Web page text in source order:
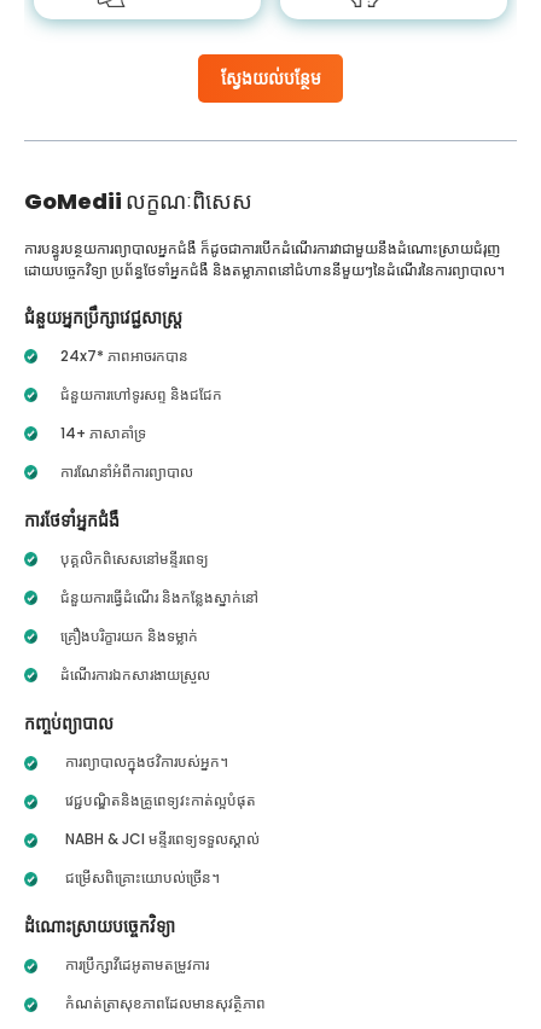
ស្វែងយល់បន្ថែម
GoMedii លក្ខណៈពិសេស
ការបន្ធូរបន្ថយការព្យាបាលអ្នកជំងឺ ក៏ដូចជាការបើកដំណើរការវាជាមួយនឹងដំណោះស្រាយជំរុញ
ដោយបច្ចេកវិទ្យា ប្រព័ន្ធថែទាំអ្នកជំងឺ និងតម្លាភាពនៅជំហាននីមួយៗនៃដំណើរនៃការព្យាបាល។
ជំនួយអ្នកប្រឹក្សាវេជ្ជសាស្ត្រ
24x7* ភាពអាចរកបាន
ជំនួយការហៅទូរសព្ទ និងជជែក
14+ ភាសាគាំទ្រ
ការណែនាំអំពីការព្យាបាល
ការថែទាំអ្នកជំងឺ
បុគ្គលិកពិសេសនៅមន្ទីរពេទ្យ
ជំនួយការធ្វើដំណើរ និងកន្លែងស្នាក់នៅ
គ្រឿងបរិក្ខារយក និងទម្លាក់
ដំណើរការឯកសារងាយស្រួល
កញ្ចប់ព្យាបាល
ការព្យាបាលក្នុងថវិការបស់អ្នក។
វេជ្ជបណ្ឌិតនិងគ្រូពេទ្យវះកាត់ល្អបំផុត
NABH & JCI មន្ទីរពេទ្យទទួលស្គាល់
ជម្រើសពិគ្រោះយោបល់ច្រើន។
ដំណោះស្រាយបច្ចេកវិទ្យា
ការប្រឹក្សាវីដេអូតាមតម្រូវការ
កំណត់ត្រាសុខភាពដែលមានសុវត្ថិភាព